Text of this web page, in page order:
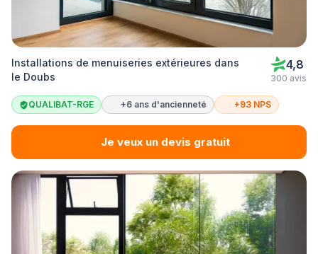
Installations de menuiseries extérieures dans
le Doubs
4,8
300 avis
QUALIBAT-RGE +6 ans d'ancienneté +93 NPS
Je veux un devis gratuit